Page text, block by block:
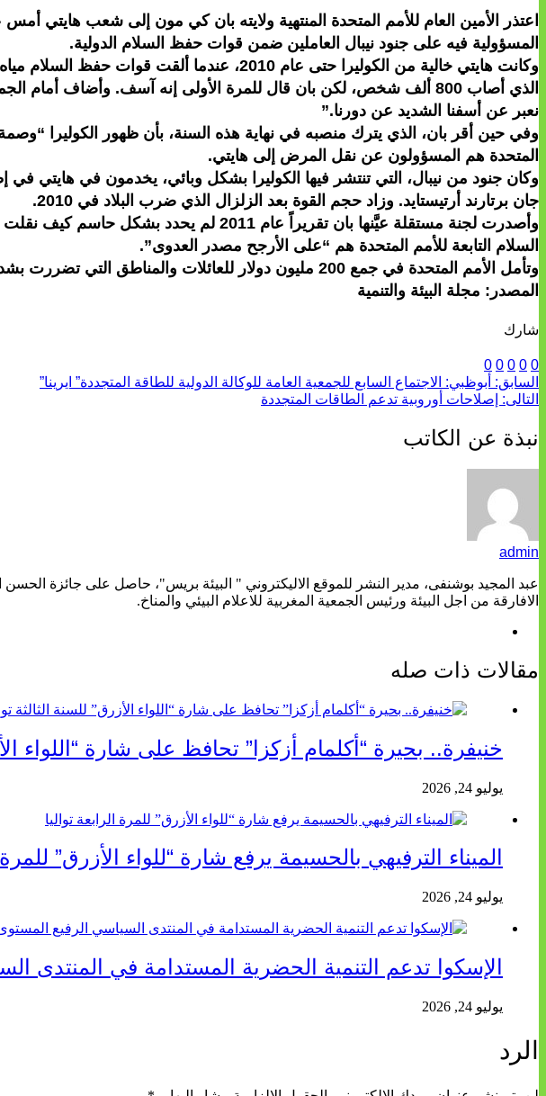
المسؤولية فيه على جنود نيبال العاملين ضمن قوات حفظ السلام الدولية.
وكانت هايتي خالية من الكوليرا حتى عام 2010،
الذي أصاب 800 ألف شخص، لكن بان قال للمرة الأولى إنه آسف. وأضاف
نعبر عن أسفنا الشديد عن دورنا.”
وفي حين أقر بان، الذي يترك منصبه في نهاية هذه السنة، بأن ظهور الكوليرا
المتحدة هم المسؤولون عن نقل المرض إلى هايتي.
جان برتارند أرتيستايد. وزاد حجم القوة بعد الزلزال الذي ضرب البلاد في 2010.
السلام التابعة للأمم المتحدة هم “على الأرجح مصدر العدوى”.
وتأمل الأمم المتحدة في جمع 200 مليون دولار للعائلات والمناطق التي تضررت بشدة من جراء انتشار المرض.
المصدر: مجلة البيئة والتنمية
شارك
0
0
0
0
0
السابق: أبوظبي: الاجتماع السابع للجمعية العامة للوكالة الدولية للطاقة المتجددة” ايرينا”
التالى: إصلاحات أوروبية تدعم الطاقات المتجددة
نبذة عن الكاتب
admin
عبد المجيد بوشنفى، مدير النشر للموقع الاليكتروني " البيئة بريس"، حاصل على جائزة الحسن
الافارقة من اجل البيئة ورئيس الجمعية المغربية للاعلام البيئي والمناخ.
مقالات ذات صله
خنيفرة.. بحيرة “أكلمام أزكزا” تحافظ على شارة “اللواء
يوليو 24, 2026
الميناء الترفيهي بالحسيمة يرفع شارة “للواء الأزرق” للمرة
يوليو 24, 2026
الإسكوا تدعم التنمية الحضرية المستدامة في المنتدى
يوليو 24, 2026
الرد